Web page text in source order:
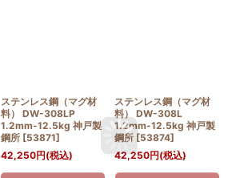
ステンレス鋼（マグ材
料） DW-308LP
1.2mm-12.5kg 神戸製
鋼所 [53871]
42,250円(税込)
ステンレス鋼（マグ材
料） DW-308L
1.2mm-12.5kg 神戸製
鋼所 [53874]
42,250円(税込)